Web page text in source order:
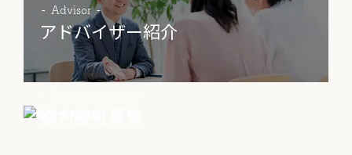
Advisor
アドバイザー紹介